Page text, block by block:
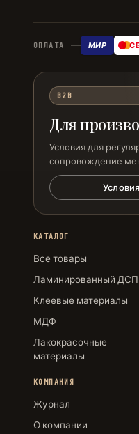
ОПЛАТА МИР
B2B
Для
Условия для
сопровождение
КАТАЛОГ
Все товары
Ламинированный ДСП
Клеевые материалы
МДФ
Лакокрасочные
материалы
КОМПАНИЯ
Журнал
О компании